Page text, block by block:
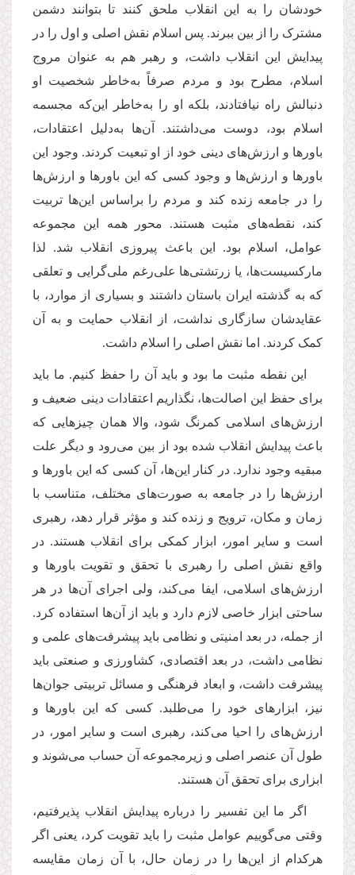
خودشان را به این انقلاب ملحق کنند تا بتوانند دشمن
مشترک را از بین ببرند. پس اسلام نقش اصلی و اول را در
پیدایش این انقلاب داشت، و رهبر هم به عنوان مروج
اسلام، مطرح بود و مردم صرفاً به‌خاطر شخصیت او
دنبالش راه نیافتادند، بلکه او را به‌خاطر این‌که مجسمه
اسلام بود، دوست می‌داشتند. آن‌ها به‌دلیل اعتقادات،
باورها و ارزش‌های دینی خود از او تبعیت کردند. وجود این
باورها و ارزش‌ها و وجود کسی که این باورها و ارزش‌ها
را در جامعه زنده کند و مردم را براساس این‌ها تربیت
کند، نقطه‌های مثبت هستند. محور همه این مجموعه
عوامل، اسلام بود. این باعث پیروزی انقلاب شد. لذا
مارکسیست‌ها، یا زرتشتی‌ها علی‌رغم ملی‌گرایی و تعلقی
که به گذشته ایران باستان داشتند و بسیاری از موارد، با
عقایدشان سازگاری نداشت، از انقلاب حمایت و به آن
کمک کردند. اما نقش اصلی را اسلام داشت.
این نقطه مثبت ما بود و باید آن را حفظ کنیم. ما باید
برای حفظ این اصالت‌ها، نگذاریم اعتقادات دینی ضعیف و
ارزش‌های اسلامی کمرنگ شود، والا همان چیزهایی که
باعث پیدایش انقلاب شده بود از بین می‌رود و دیگر علت
مبقیه وجود ندارد. در کنار این‌ها، آن کسی که این باورها و
ارزش‌ها را در جامعه به صورت‌های مختلف، متناسب با
زمان و مکان، ترویج و زنده کند و مؤثر قرار دهد، رهبری
است و سایر امور، ابزار کمکی برای انقلاب هستند. در
واقع نقش اصلی را رهبری با تحقق و تقویت باورها و
ارزش‌های اسلامی، ایفا می‌کند، ولی اجرای آن‌ها در هر
ساحتی ابزار خاصی لازم دارد و باید از آن‌ها استفاده کرد.
از جمله، در بعد امنیتی و نظامی باید پیشرفت‌های علمی و
نظامی داشت، در بعد اقتصادی، کشاورزی و صنعتی باید
پیشرفت داشت، و ابعاد فرهنگی و مسائل تربیتی جوان‌ها
نیز، ابزارهای خود را می‌طلبد. کسی که این باورها و
ارزش‌های را احیا می‌کند، رهبری است و سایر امور، در
طول آن عنصر اصلی و زیرمجموعه آن حساب می‌شوند و
ابزاری برای تحقق آن هستند.
اگر ما این تفسیر را درباره پیدایش انقلاب پذیرفتیم،
وقتی می‌گوییم عوامل مثبت را باید تقویت کرد، یعنی اگر
هرکدام از این‌ها را در زمان حال، با آن زمان مقایسه